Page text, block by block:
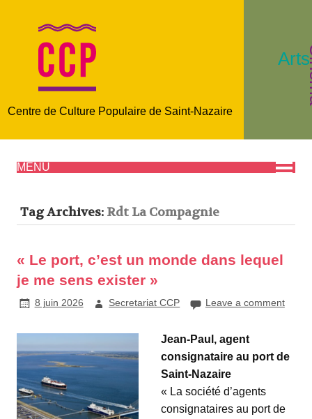
Centre de Culture Populaire de Saint-Nazaire
MENU
Tag Archives: Rdt La Compagnie
« Le port, c’est un monde dans lequel
je me sens exister »
8 juin 2026 Secretariat CCP Leave a comment
Jean-Paul, agent
consignataire au port de
Saint-Nazaire
« La société d’agents
consignataires au port de